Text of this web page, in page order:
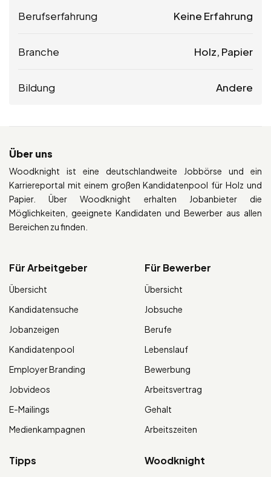
Berufserfahrung Keine Erfahrung
Branche Holz, Papier
Bildung Andere
Über uns
Woodknight ist eine deutschlandweite Jobbörse und ein
Karriereportal mit einem großen Kandidatenpool für Holz und
Papier. Über Woodknight erhalten Jobanbieter die
Möglichkeiten, geeignete Kandidaten und Bewerber aus allen
Bereichen zu finden.
Für Arbeitgeber
Übersicht
Kandidatensuche
Jobanzeigen
Kandidatenpool
Employer Branding
Jobvideos
E-Mailings
Medienkampagnen
Für Bewerber
Übersicht
Jobsuche
Berufe
Lebenslauf
Bewerbung
Arbeitsvertrag
Gehalt
Arbeitszeiten
Tipps Woodknight